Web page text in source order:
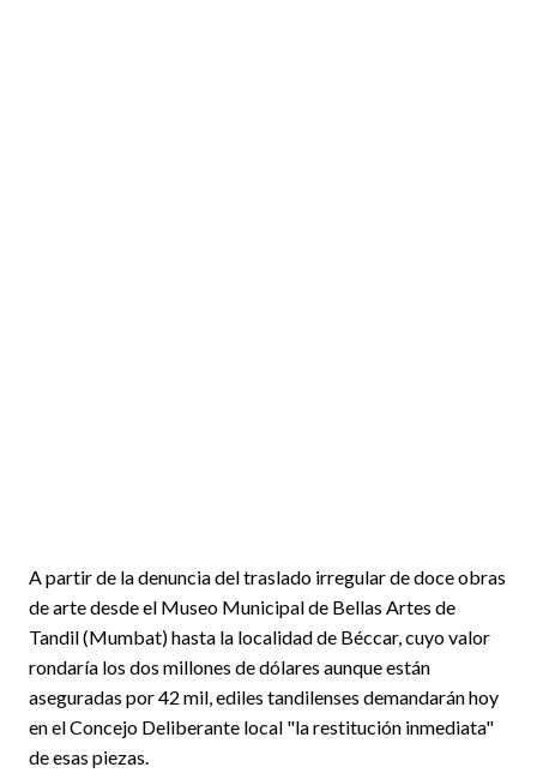
A partir de la denuncia del traslado irregular de doce obras
de arte desde el Museo Municipal de Bellas Artes de
Tandil (Mumbat) hasta la localidad de Béccar, cuyo valor
rondaría los dos millones de dólares aunque están
aseguradas por 42 mil, ediles tandilenses demandarán hoy
en el Concejo Deliberante local "la restitución inmediata"
de esas piezas.